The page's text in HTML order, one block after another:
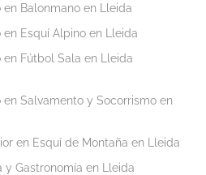
en Balonmano en Lleida
en Esquí Alpino en Lleida
en Fútbol Sala en Lleida
en Salvamento y Socorrismo en
en Esquí de Montaña en Lleida
y Gastronomía en Lleida